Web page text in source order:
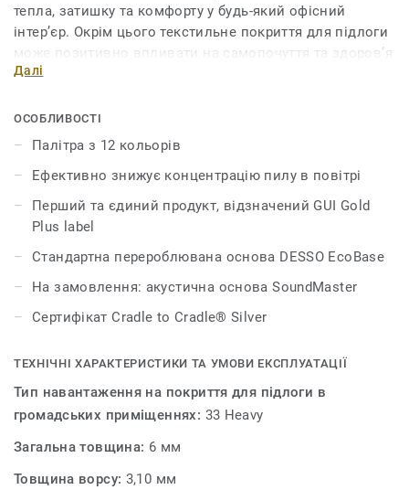
тепла, затишку та комфорту у будь-який офісний
інтер’єр. Окрім цього текстильне покриття для підлоги
може позитивно впливати на самопочуття та здоров’я
людей у приміщенні. Килимова плитка AirMaster
AirMaster, яка знижує концентрацію дрібного пилу в
повітрі в чотири рази ефективніше, ніж звичайні
килими й у вісім разів ефективніше, ніж інші види
покриттів для підлоги. AirMaster Sphere має кольорову
палітру із 12 м’яких відтінків.
Далі
ОСОБЛИВОСТІ
Палітра з 12 кольорів
Ефективно знижує концентрацію пилу в повітрі
Перший та єдиний продукт, відзначений GUI Gold
Plus label
Стандартна перероблювана основа DESSO EcoBase
На замовлення: акустична основа SoundMaster
Сертифікат Cradle to Cradle® Silver
ТЕХНІЧНІ ХАРАКТЕРИСТИКИ ТА УМОВИ ЕКСПЛУАТАЦІЇ
Тип навантаження на покриття для підлоги в
громадських приміщеннях: 33 Heavy
Загальна товщина: 6 мм
Товщина ворсу: 3,10 мм